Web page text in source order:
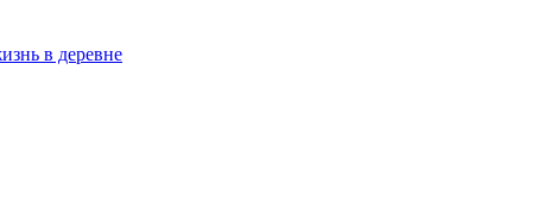
в деревне